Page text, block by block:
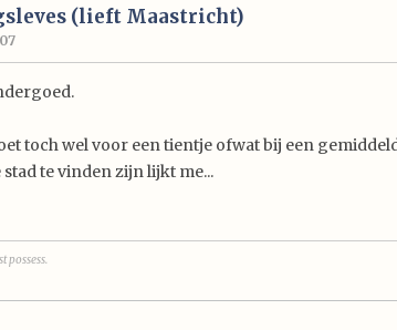
(lieft Maastricht)
toch wel voor een tientje ofwat bij een
te vinden zijn lijkt me...
possess.